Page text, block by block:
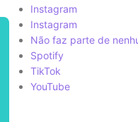
Instagram
Instagram
Não faz parte de
Spotify
TikTok
YouTube